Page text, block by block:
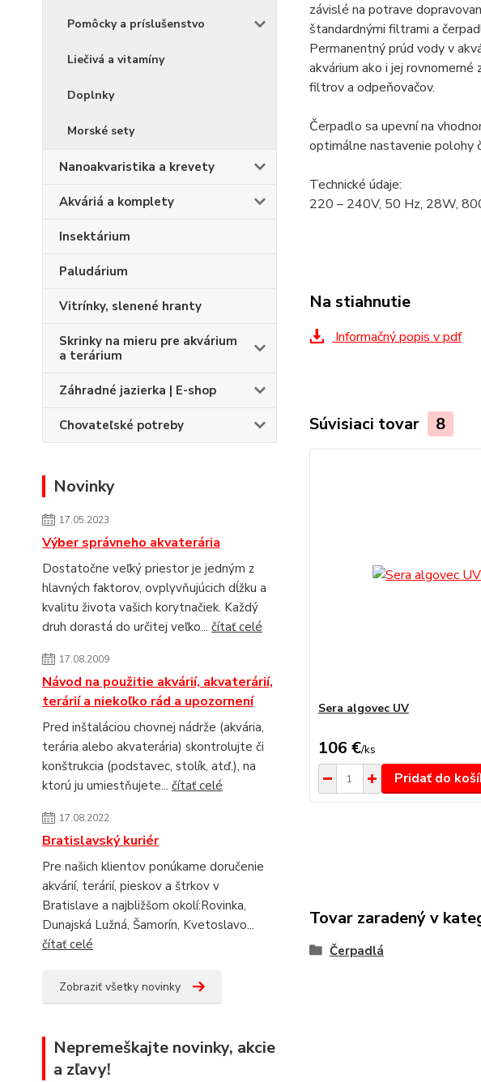
Pomôcky a príslušenstvo
Liečivá a vitamíny
Doplnky
Morské sety
Nanoakvaristika a krevety
Akváriá a komplety
Insektárium
Paludárium
Vitrínky, slenené hranty
Skrinky na mieru pre akvárium
a terárium
Záhradné jazierka | E-shop
Chovateľské potreby
Novinky
17.05.2023
Výber správneho akvaterária
Dostatočne veľký priestor je jedným z
hlavných faktorov, ovplyvňujúcich dĺžku a
kvalitu života vašich korytnačiek. Každý
druh dorastá do určitej veľko... čítať celé
17.08.2009
Návod na použitie akvárií, akvaterárií,
terárií a niekoľko rád a upozornení
Pred inštaláciou chovnej nádrže (akvária,
terária alebo akvaterária) skontrolujte či
konštrukcia (podstavec, stolík, atď.), na
ktorú ju umiestňujete... čítať celé
17.08.2022
Bratislavský kuriér
Pre našich klientov ponúkame doručenie
akvárií, terárií, pieskov a štrkov v
Bratislave a najbližšom okolí:Rovinka,
Dunajská Lužná, Šamorín, Kvetoslavo...
čítať celé
Zobraziť všetky novinky
Nepremeškajte novinky, akcie
a zľavy!
závislé na potrave
štandardnými filtrami a
Permanentný prúd vody v
akvárium ako i jej
filtrov a odpeňovačov.
Čerpadlo sa upevní na
optimálne nastavenie polohy
Technické údaje:
220 – 240V, 50 Hz, 28W,
Na stiahnutie
Informačný popis v pdf
Súvisiaci tovar 8
Sera algovec UV
106 €/ks
Pridať do
Tovar zaradený v
Čerpadlá